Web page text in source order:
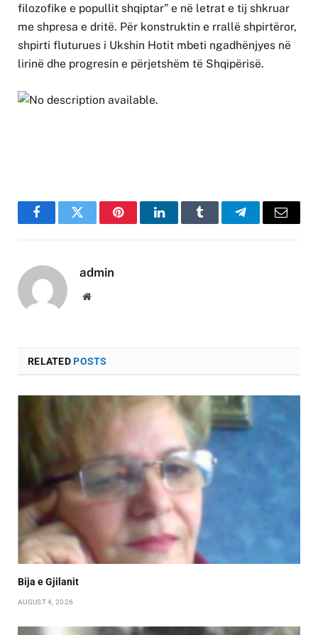
filozofike e popullit shqiptar” e në letrat e tij shkruar
me shpresa e dritë. Për konstruktin e rrallë shpirtëror,
shpirti fluturues i Ukshin Hotit mbeti ngadhënjyes në
lirinë dhe progresin e përjetshëm të Shqipërisë.
FacebookTwitter PinterestLinkedInTumblr TelegramEmail
admin
Website
RELATEDPOSTS
Bija e Gjilanit
AUGUST 4, 2026